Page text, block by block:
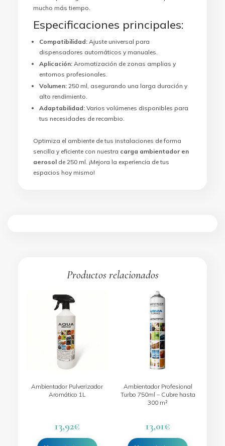
mucho más tiempo.
Especificaciones principales:
Compatibilidad:Ajuste universal para
dispensadores automáticos y manuales.
Aplicación:Aromatización de zonas amplias y
entornos profesionales.
Volumen:250 ml, asegurando una larga duración y
alto rendimiento.
Adaptabilidad:Varios volúmenes disponibles para
tus necesidades de recambio.
Optimiza el ambiente de tus instalaciones de forma
sencilla y eficiente con nuestra carga ambientador en
aerosolde 250 ml. ¡Mejora la experiencia de tus
espacios hoy mismo!
Productos relacionados
Ambientador Pulverizador
Aromático 1L
13,92€
producto
variantes.
se
pueden
Ambientador Profesional
Turbo 750ml – Cubre hasta
300 m²
13,01€
pueden